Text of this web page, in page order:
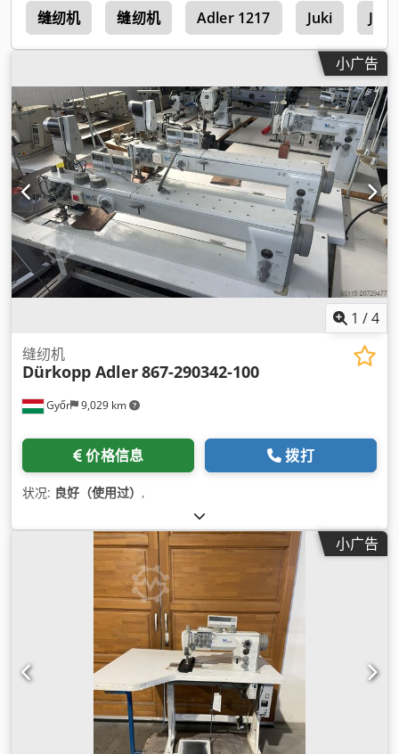
缝纫机 缝纫机 Adler 1217 Juki
小广告
1 /4
Győr 9,029 km
缝纫机
Dürkopp Adler867-290342-100
价格信息 拨打
状况: 良好（使用过） ,
小广告